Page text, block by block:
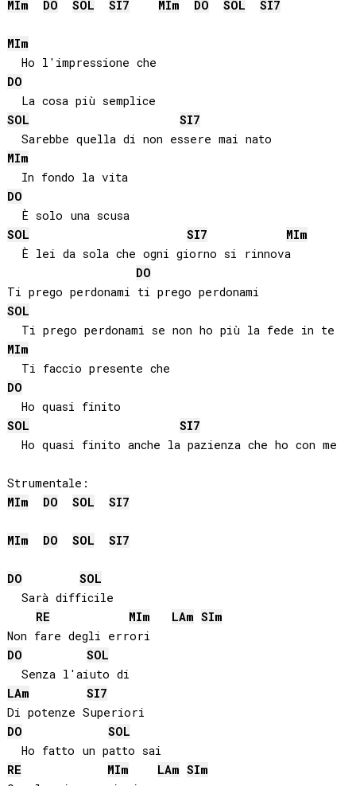
MIm DO SOL SI7 MIm DO SOL SI7
MIm
DO
SOL
SI7
MIm
  In fondo la vita
DO
  È solo una scusa
SOL
SI7 MIm
  È lei da sola che ogni giorno si rinnova
DO
SOL
MIm
DO
SOL
SI7
  Ho quasi finito anche la pazienza che ho con me
MIm DO SOL SI7
MIm DO SOL SI7
DO
SOL
  Sarà difficile
RE
MIm LAm SIm
DO
SOL
LAm SI7
DO
SOL
RE
MIm LAm SIm